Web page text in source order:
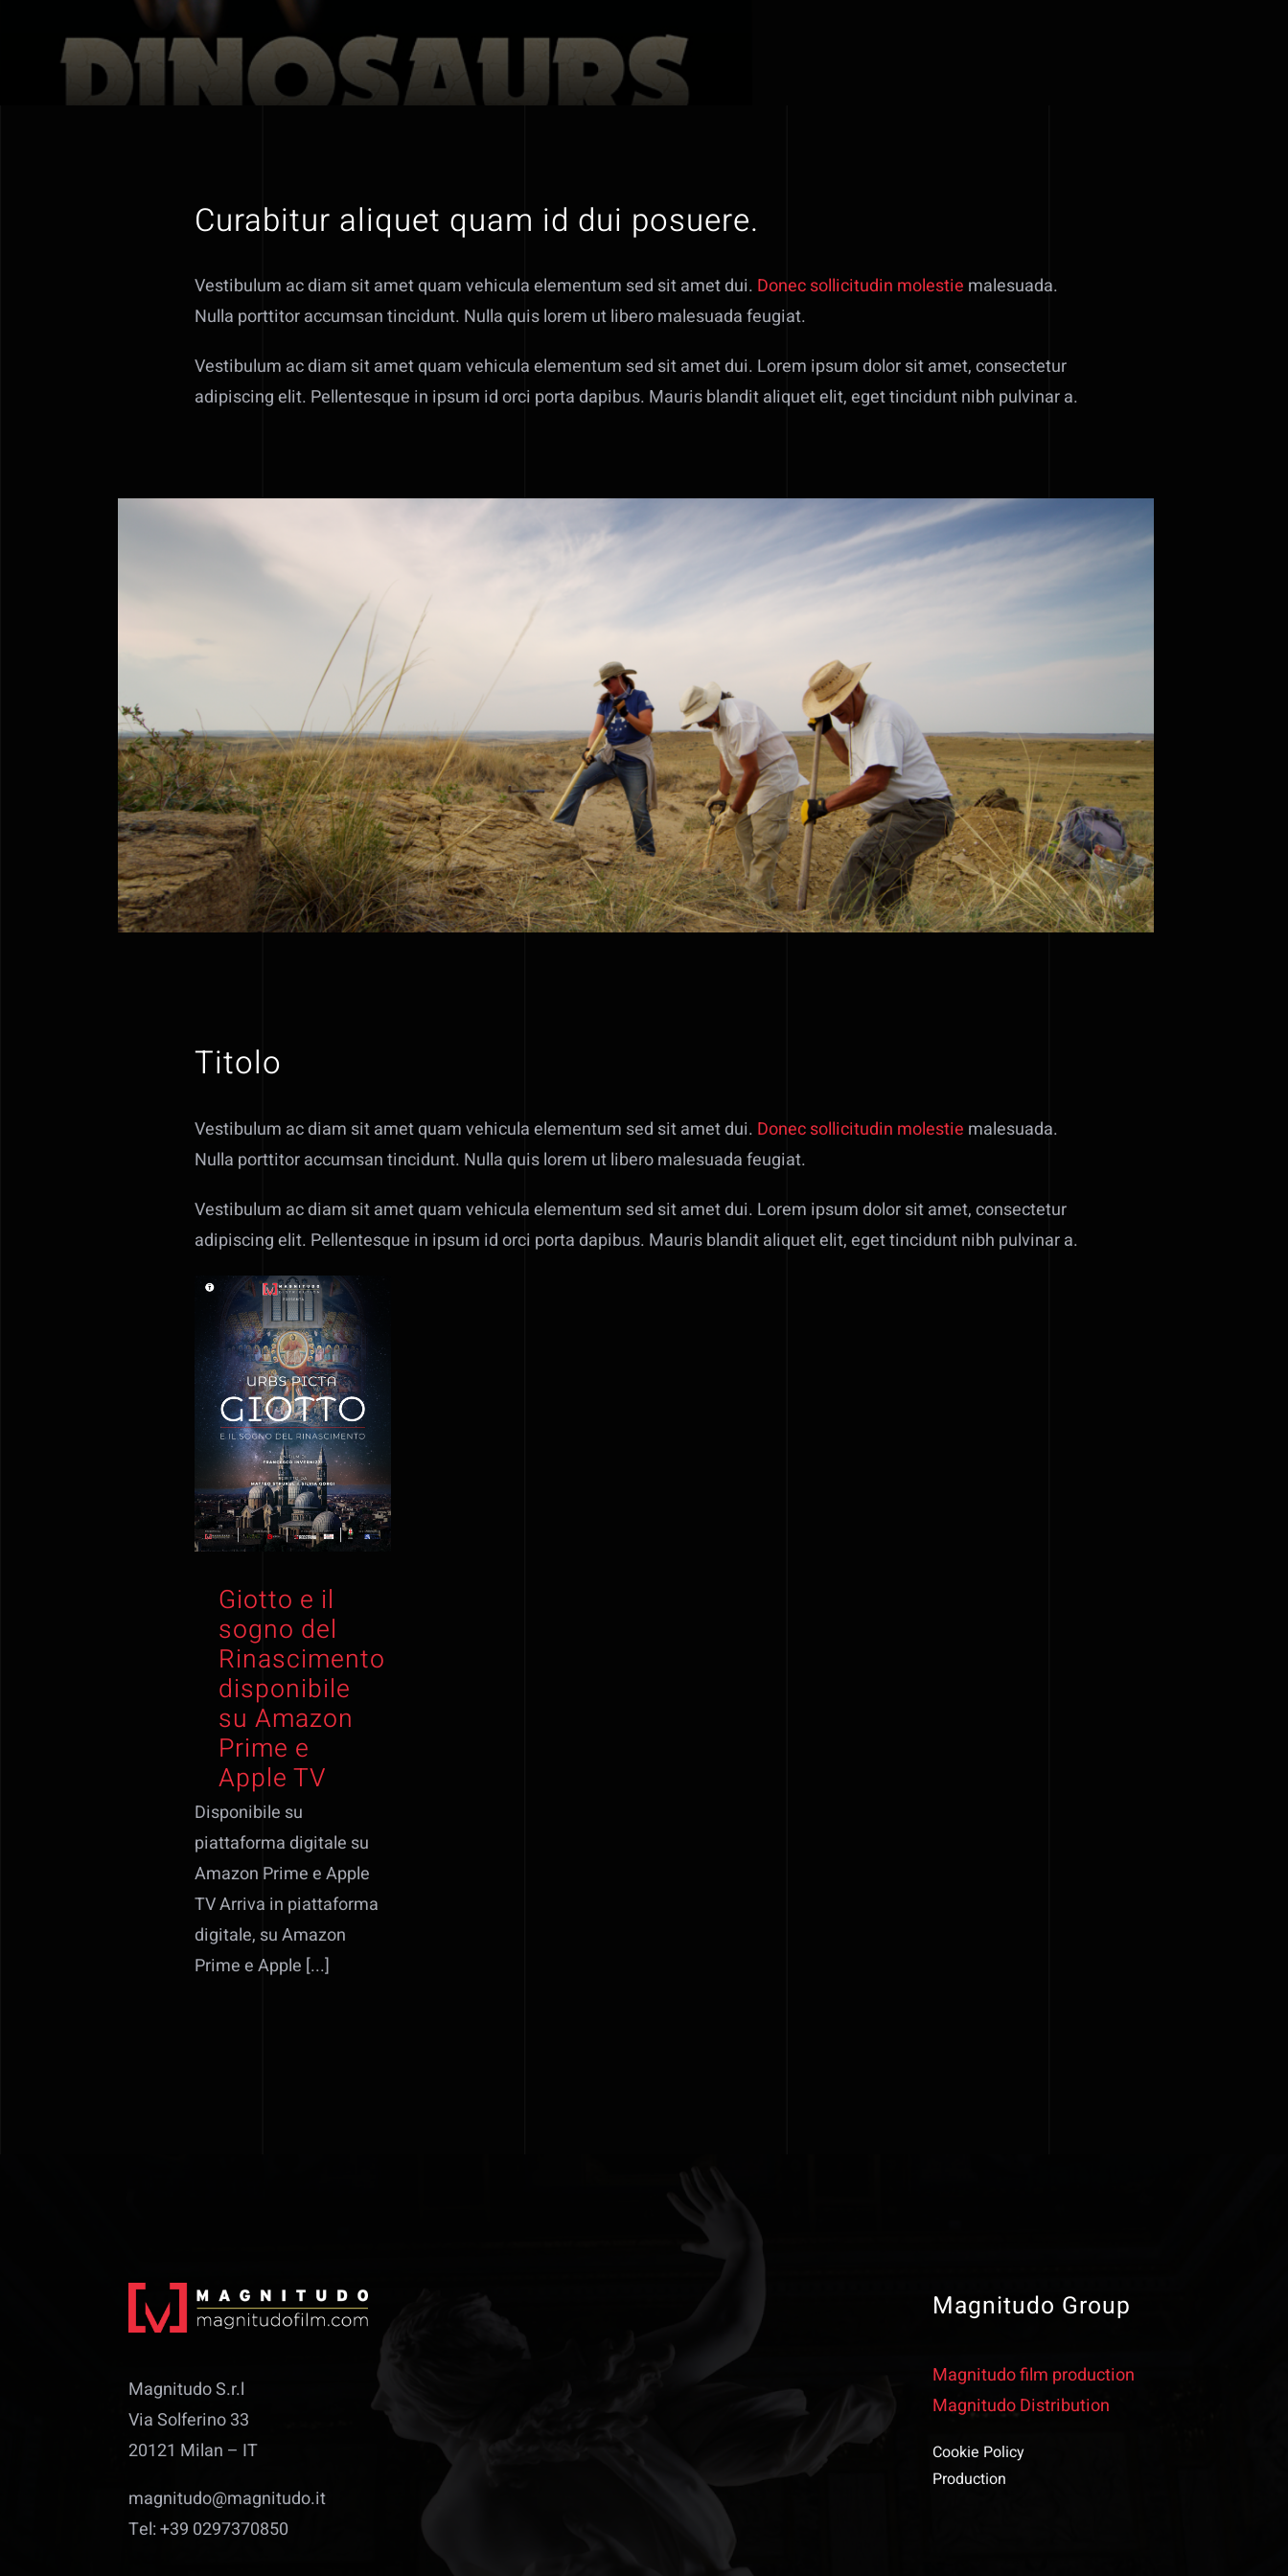
Curabitur aliquet quam id dui posuere.
Vestibulum ac diam sit amet quam vehicula elementum sed sit amet dui. Donec sollicitudin molestie malesuada.
Nulla porttitor accumsan tincidunt. Nulla quis lorem ut libero malesuada feugiat.
Vestibulum ac diam sit amet quam vehicula elementum sed sit amet dui. Lorem ipsum dolor sit amet, consectetur
adipiscing elit. Pellentesque in ipsum id orci porta dapibus. Mauris blandit aliquet elit, eget tincidunt nibh pulvinar a.
Titolo
Vestibulum ac diam sit amet quam vehicula elementum sed sit amet dui. Donec sollicitudin molestie malesuada.
Nulla porttitor accumsan tincidunt. Nulla quis lorem ut libero malesuada feugiat.
Vestibulum ac diam sit amet quam vehicula elementum sed sit amet dui. Lorem ipsum dolor sit amet, consectetur
adipiscing elit. Pellentesque in ipsum id orci porta dapibus. Mauris blandit aliquet elit, eget tincidunt nibh pulvinar a.
Giotto e il
sogno del
Rinascimento
disponibile
su Amazon
Prime e
Apple TV
Disponibile su
piattaforma digitale su
Amazon Prime e Apple
TV Arriva in piattaforma
digitale, su Amazon
Prime e Apple [...]
Magnitudo S.r.l
Via Solferino 33
20121 Milan – IT
magnitudo@magnitudo.it
Tel: +39 0297370850
Magnitudo Group
Magnitudo film production
Magnitudo Distribution
Cookie Policy
Production